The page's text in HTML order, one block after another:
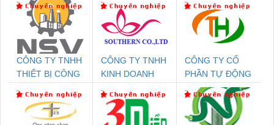
CÔNG TY TNHH
THIẾT BỊ CÔNG
SETSUBI VIỆT
NAM
CÔNG TY TNHH
KINH DOANH
PHƯƠNG NAM
CÔNG TY CỔ
PHẦN TỰ ĐỘNG
TIẾN HƯNG